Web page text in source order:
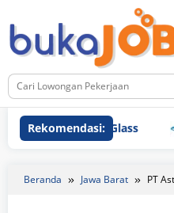
ke
konten
Rekomendasi:
Schott Igar Glass
Beranda Jawa Barat PT